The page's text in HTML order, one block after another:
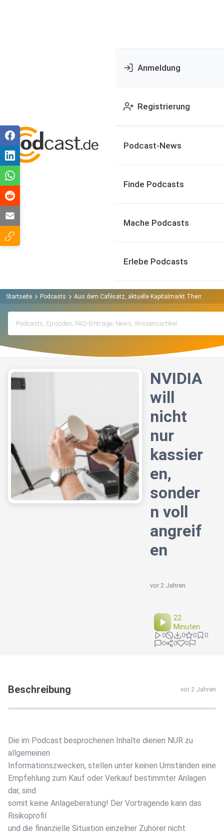
Anmeldung
Registrierung
Podcast-News
Finde Podcasts
Mache Podcasts
Erlebe Podcasts
Startseite Podcasts Aus dem Cafésatz, aktuelle Kapitalmarkt Themen
NVIDIA
will
nicht
nur
kassier
en,
sonder
n voll
angreif
en
vor 2 Jahren
22
Minuten
0 0 0
0
0
0 0
Beschreibung vor 2 Jahren
Die im Podcast besprochenen Inhalte dienen NUR zu
allgemeinen
Informationszwecken, stellen unter keinen Umständen eine
Empfehlung zum Kauf oder Verkauf bestimmter Anlagen
dar, sind
somit keine Anlageberatung! Der Vortragende kann das
Risikoprofil
und die finanzielle Situation einzelner Zuhörer nicht